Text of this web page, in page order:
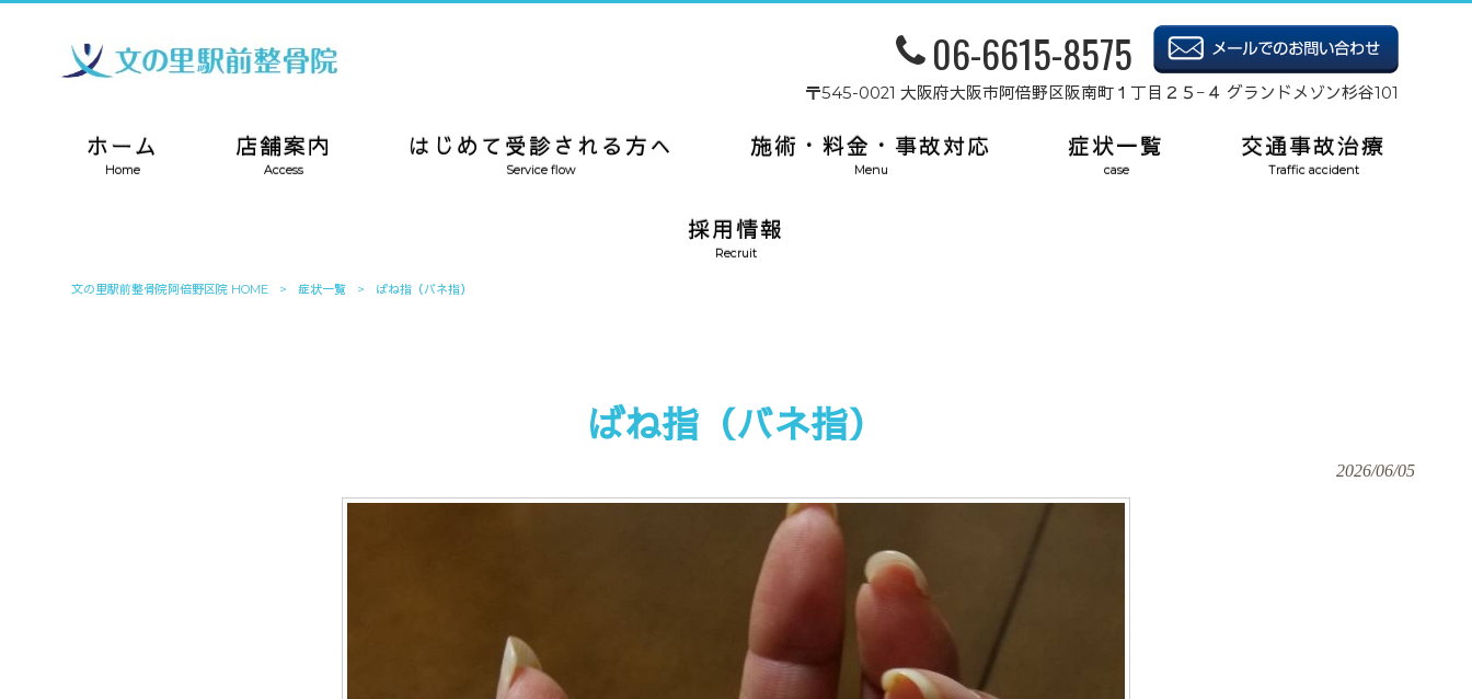
06-6615-8575
〒545-0021 大阪府大阪市阿倍野区阪南町１丁目２５−４ グランドメゾン杉谷101
ホーム
Home
店舗案内
Access
はじめて受診される方へ
Service flow
施術・料金・事故対応
Menu
症状一覧
case
交通事故治療
Traffic accident
採用情報
Recruit
文の里駅前整骨院阿倍野区院 HOME > 症状一覧 > ばね指（バネ指）
ばね指（バネ指）
2026/06/05